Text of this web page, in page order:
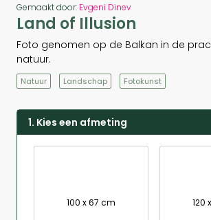
Gemaakt door: Evgeni Dinev
Land of Illusion
Foto genomen op de Balkan in de
natuur.
Natuur Landschap Fotokunst
1. Kies een afmeting
100 x 67 cm 120